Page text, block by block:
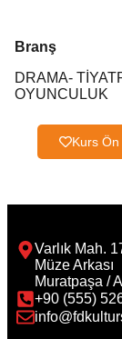
Branş
DRAMA-
OYUNCULUK
Kurs Ön
Varlık Mah.
Müze Arkası
Muratpaşa /
+90 (555)